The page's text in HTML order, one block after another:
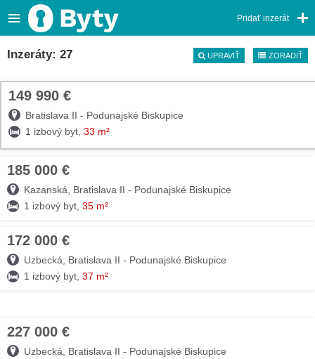
Pridať inzerát
Inzeráty: 27 UPRAVIŤ ZORADIŤ
TOP
149 990 €
Bratislava II - Podunajské Biskupice
1 izbový byt, 33 m²
185 000 €
Kazanská, Bratislava II - Podunajské Biskupice
1 izbový byt, 35 m²
172 000 €
Uzbecká, Bratislava II - Podunajské Biskupice
1 izbový byt, 37 m²
227 000 €
Uzbecká, Bratislava II - Podunajské Biskupice